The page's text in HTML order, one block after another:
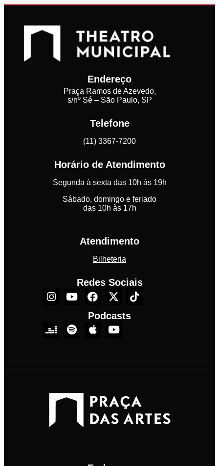
Endereço
Praça Ramos de Azevedo,
s/nº Sé – São Paulo, SP
Telefone
(11) 3367-7200
Horário de Atendimento
Segunda à sexta das 10h às 19h
Sábado, domingo e feriado
das 10h às 17h
Atendimento
Bilheteria
Redes Sociais
Podcasts